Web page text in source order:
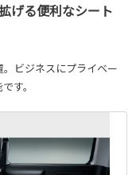
げる便利なシート
ビジネスにプライベー
す。